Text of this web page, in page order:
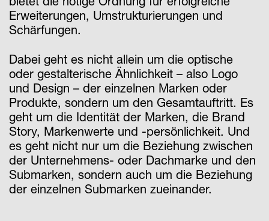
Erweiterungen, Umstrukturierungen und
Schärfungen.
Dabei geht es nicht allein um die optische
oder gestalterische Ähnlichkeit – also Logo
und Design – der einzelnen Marken oder
Produkte, sondern um den Gesamtauftritt. Es
geht um die Identität der Marken, die Brand
Story, Markenwerte und -persönlichkeit. Und
es geht nicht nur um die Beziehung zwischen
der Unternehmens- oder Dachmarke und den
Submarken, sondern auch um die Beziehung
der einzelnen Submarken zueinander.